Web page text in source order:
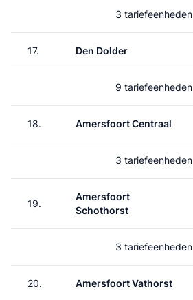
3 tariefeenheden
17. Den Dolder
9 tariefeenheden
18. Amersfoort Centraal
3 tariefeenheden
19.
Amersfoort
Schothorst
3 tariefeenheden
20. Amersfoort Vathorst